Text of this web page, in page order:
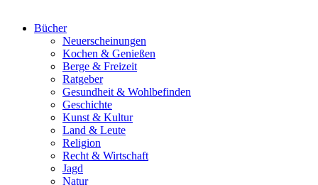
Bücher
Neuerscheinungen
Kochen & Genießen
Berge & Freizeit
Ratgeber
Gesundheit & Wohlbefinden
Geschichte
Kunst & Kultur
Land & Leute
Religion
Recht & Wirtschaft
Jagd
Natur